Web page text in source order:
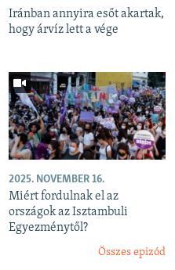
Iránban annyira esőt akartak,
hogy árvíz lett a vége
2025. NOVEMBER 16.
Miért fordulnak el az
országok az Isztambuli
Egyezménytől?
Összes epizód